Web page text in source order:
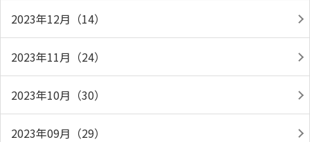
2023年12月（14）
2023年11月（24）
2023年10月（30）
2023年09月（29）